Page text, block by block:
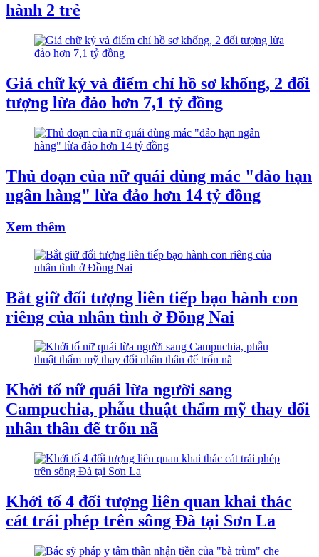
hành 2 trẻ
Giả chữ ký và điểm chỉ hồ sơ khống, 2 đối
tượng lừa đảo hơn 7,1 tỷ đồng
Thủ đoạn của nữ quái dùng mác "đảo hạn
ngân hàng" lừa đảo hơn 14 tỷ đồng
Xem thêm
Bắt giữ đối tượng liên tiếp bạo hành con
riêng của nhân tình ở Đồng Nai
Khởi tố nữ quái lừa người sang
Campuchia, phẫu thuật thẩm mỹ thay đổi
nhân thân để trốn nã
Khởi tố 4 đối tượng liên quan khai thác
cát trái phép trên sông Đà tại Sơn La